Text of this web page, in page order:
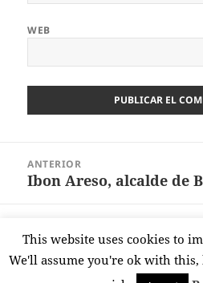
WEB
entradas
ANTERIOR
Entrada
Ibon Areso, alcalde de
Entrada
siguiente:
Apellidos vascos a la
This website uses cookies to
We'll assume you're ok with